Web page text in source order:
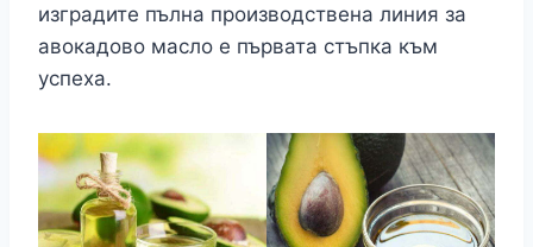
изградите пълна производствена линия за
авокадово масло е първата стъпка към
успеха.